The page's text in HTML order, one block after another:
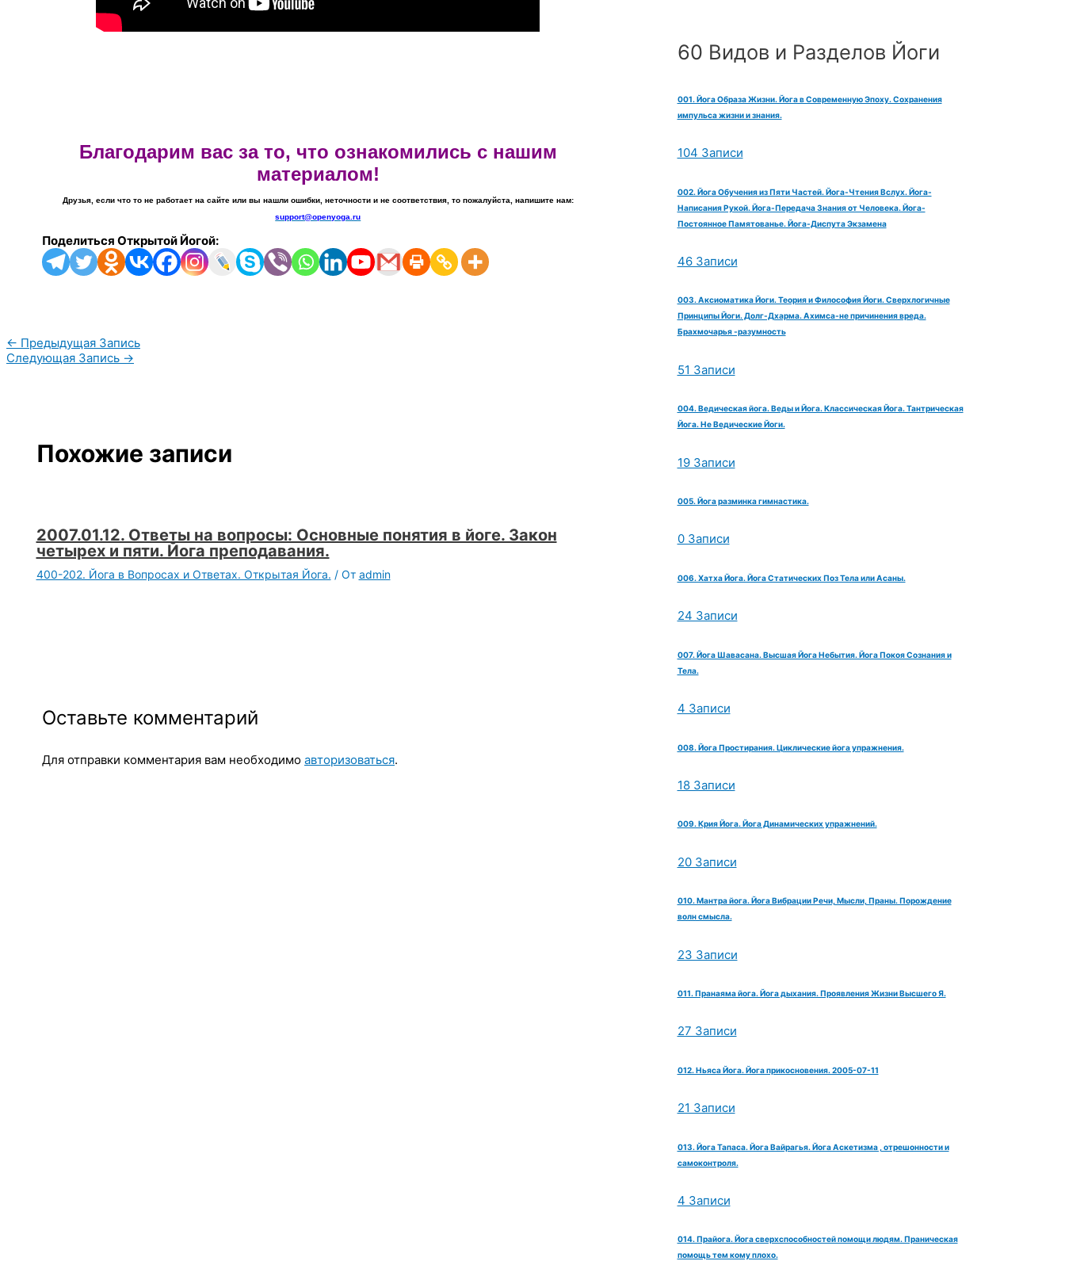
Благодарим вас за то, что ознакомились с нашим
материалом!
Друзья, если что то не работает на сайте или вы нашли ошибки, неточности и не соответствия, то пожалуйста, напишите нам:
support@openyoga.ru
Поделиться Открытой Йогой:
← Предыдущая Запись
Следующая Запись →
Похожие записи
2007.01.12. Ответы на вопросы: Основные понятия в йоге. Закон
четырех и пяти. Йога преподавания.
400-202. Йога в Вопросах и Ответах. Открытая Йога. / От admin
Оставьте комментарий
Для отправки комментария вам необходимо авторизоваться.
60 Видов и Разделов Йоги
001. Йога Образа Жизни. Йога в Современную Эпоху. Сохранения
импульса жизни и знания.
104 Записи
002. Йога Обучения из Пяти Частей. Йога-Чтения Вслух. Йога-
Написания Рукой. Йога-Передача Знания от Человека. Йога-
Постоянное Памятованье. Йога-Диспута Экзамена
46 Записи
003. Аксиоматика Йоги. Теория и Философия Йоги. Сверхлогичные
Принципы Йоги. Долг-Дхарма. Ахимса-не причинения вреда.
Брахмочарья -разумность
51 Записи
004. Ведическая йога. Веды и Йога. Классическая Йога. Тантрическая
Йога. Не Ведические Йоги.
19 Записи
005. Йога разминка гимнастика.
0 Записи
006. Хатха Йога. Йога Статических Поз Тела или Асаны.
24 Записи
007. Йога Шавасана. Высшая Йога Небытия. Йога Покоя Сознания и
Тела.
4 Записи
008. Йога Простирания. Циклические йога упражнения.
18 Записи
009. Крия Йога. Йога Динамических упражнений.
20 Записи
010. Мантра йога. Йога Вибрации Речи, Мысли, Праны. Порождение
волн смысла.
23 Записи
011. Пранаяма йога. Йога дыхания. Проявления Жизни Высшего Я.
27 Записи
012. Ньяса Йога. Йога прикосновения. 2005-07-11
21 Записи
013. Йога Тапаса. Йога Вайрагья. Йога Аскетизма , отрешонности и
самоконтроля.
4 Записи
014. Прайога. Йога сверхспособностей помощи людям. Праническая
помощь тем кому плохо.